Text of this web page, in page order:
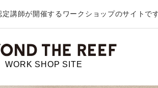
講師が開催する ワークショップのサイトで
WORK SHOP SITE